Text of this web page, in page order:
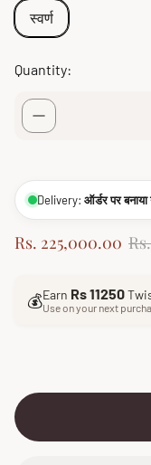
स्वर्ण
Quantity:
Delivery: ऑर्डर पर बनाया
S
Rs. 225,000.00 R
u
l
r
💰Earn Rs 11250
Use on your next